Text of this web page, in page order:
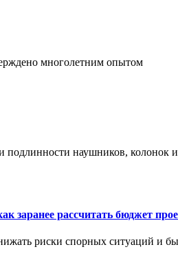
многолетним опытом
наушников, колонок
заранее рассчитать бюджет
риски спорных ситуаций и